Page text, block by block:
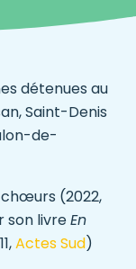
détenues au
Saint-Denis
de-
(2022,
son livreEn
Actes Sud)